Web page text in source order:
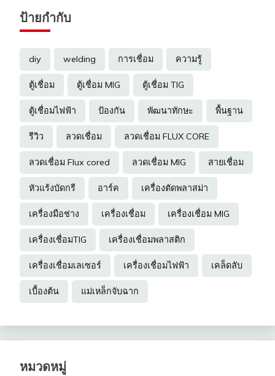
ป้ายกำกับ
diy welding การเชื่อม ความรู้
ตู้เชื่อม ตู้เชื่อม MIG ตู้เชื่อม TIG
ตู้เชื่อมไฟฟ้า ป้องกัน พัฒนาทักษะ พื้นฐาน
รีวิว ลวดเชื่อม ลวดเชื่อม FLUX CORE
ลวดเชื่อม Flux cored ลวดเชื่อม MIG สายเชื่อม
หัวแร้งบัดกรี อาร์ค เครื่องตัดพลาสม่า
เครื่องมือช่าง เครื่องเชื่อม เครื่องเชื่อม MIG
เครื่องเชื่อมTIG เครื่องเชื่อมพลาสติก
เครื่องเชื่อมเลเซอร์ เครื่องเชื่อมไฟฟ้า เคล็ดลับ
เบื้องต้น แม่เหล็กจับฉาก
หมวดหมู่